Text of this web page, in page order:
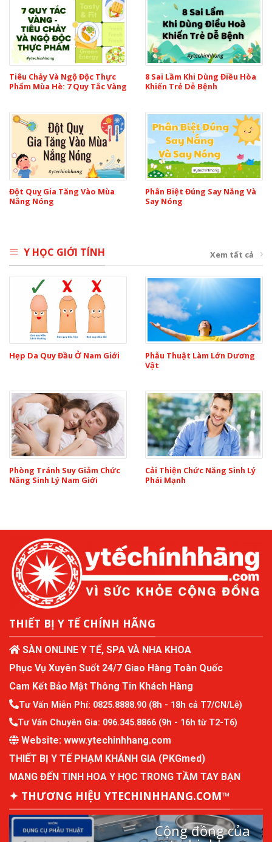
Tiêu Chảy Và Ngộ Độc Thực
Phẩm Mùa Hè: 7 Quy Tắc Vàng
8 Sai Lầm Khi Dùng Điều Hòa
Khiến Trẻ Dễ Bệnh
Đột Quỵ Gia Tăng Vào Mùa
Nắng Nóng
Phân Biệt Đúng Say Nắng Và
Say Nóng
Y HỌC GIỚI TÍNH Xem tất cả
Hẹp Da Quy Đầu Ở Nam Giới
Phẫu Thuật Làm Lớn Dương
Vật
Phòng Tránh Suy Giảm Chức
Năng Sinh Lý Nam Giới
Cải Thiện Chức Năng Sinh Lý
Phái Mạnh
THIẾT BỊ Y TẾ CHÍNH HÃNG
SÀN ONLINE Y TẾ, SPA VÀ NHA KHOA
Phục Vụ Xuyên Suốt 24/7 Giao Hàng Toàn Quốc
Cam Kết Bảo Mật Thông Tin Khách Hàng
Tư Vấn Miễn Phí: 0825.8888.90 (8h - 18h cả T7/CN/Lễ)
Tư Vấn Chuyên Gia: 096.345.8866 (9h - 16h từ T2-T6)
Website: www.ytechinhhang.com
THIẾT BỊ Y TẾ PHẠM KHÁNH GIA (PKGmed)
MANG ĐẾN TINH HOA Y HỌC TRONG TẦM TAY BẠN
✦ THƯƠNG HIỆU YTECHINHHANG.COM™
Cộng đồng của